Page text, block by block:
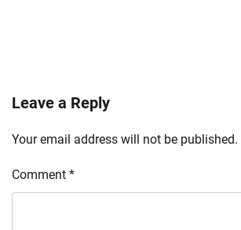
Leave a Reply
Your email address will not be published.
Comment *